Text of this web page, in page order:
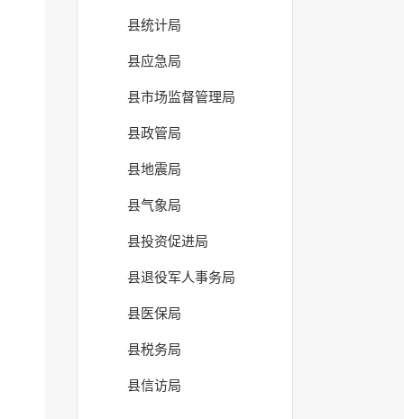
县统计局
县应急局
县市场监督管理局
县政管局
县地震局
县气象局
县投资促进局
县退役军人事务局
县医保局
县税务局
县信访局